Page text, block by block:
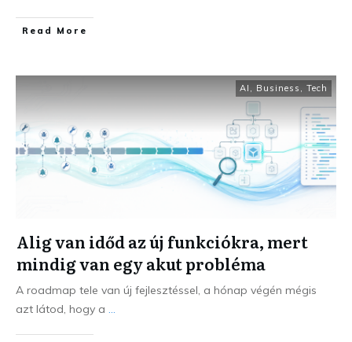
Read More
AI Business Tech
Alig van időd az új funkciókra, mert
mindig van egy akut probléma
A roadmap tele van új fejlesztéssel, a hónap végén mégis
azt látod, hogy a ...